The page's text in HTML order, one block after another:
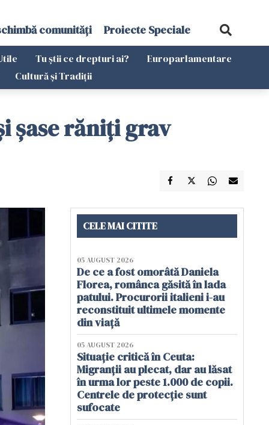
comunități Proiecte Speciale
Tu știi ce drepturi ai?
Europarlamentare
Cultură și Tradiții
șase răniți grav
CELE MAI CITITE
05 AUGUST 2026
De ce a fost omorâtă Daniela
Florea, românca găsită în lada
patului. Procurorii italieni i-au
reconstituit ultimele momente
din viață
05 AUGUST 2026
Situație critică în Ceuta:
Migranții au plecat, dar au lăsat
în urma lor peste 1.000 de copii.
Centrele de protecție sunt
sufocate